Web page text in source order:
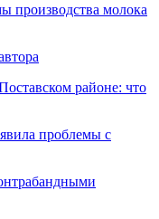
производства молока
районе: что
проблемы с